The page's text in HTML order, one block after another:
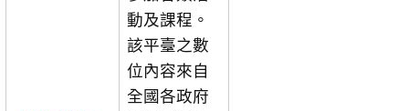
動及課程。
該平臺之數
位內容來自
全國各政府